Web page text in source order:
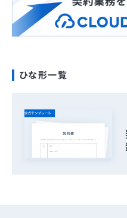
ひな形一覧